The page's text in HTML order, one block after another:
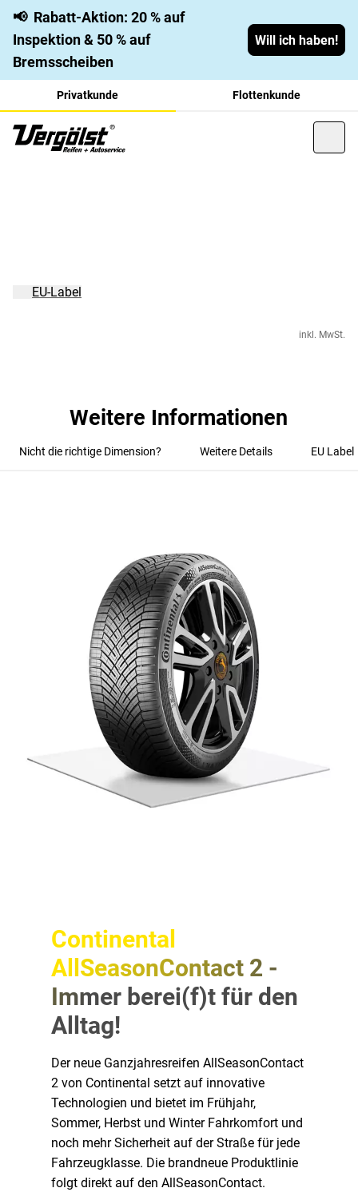
📢 Rabatt-Aktion: 20 % auf
Inspektion & 50 % auf
Bremsscheiben
Will ich haben!
Privatkunde Flottenkunde
inkl. MwSt.
EU-Label
Weitere Informationen
Nicht die richtige Dimension? Weitere Details EU Label
Continental
AllSeasonContact 2 -
Immer berei(f)t für den
Alltag!
Der neue Ganzjahresreifen AllSeasonContact
2 von Continental setzt auf innovative
Technologien und bietet im Frühjahr,
Sommer, Herbst und Winter Fahrkomfort und
noch mehr Sicherheit auf der Straße für jede
Fahrzeugklasse. Die brandneue Produktlinie
folgt direkt auf den AllSeasonContact.